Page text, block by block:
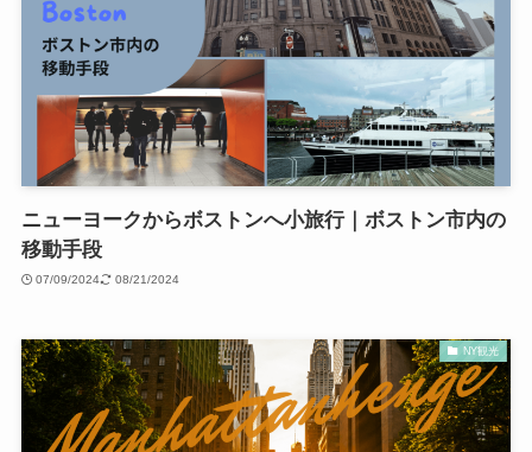
ニューヨークからボストンへ小旅行｜ボストン市内の
移動手段
07/09/2024 08/21/2024
NY観光